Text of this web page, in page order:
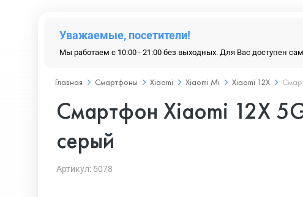
Уважаемые, посетители!
Мы работаем с 10:00 - 21:00 без выходных. Для Вас доступен
Главная Смартфоны Xiaomi Xiaomi Mi Xiaomi 12X
Смартфон Xiaomi 12X
серый
Артикул: 5078